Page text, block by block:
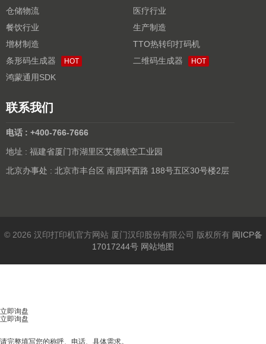
仓储物流
医疗行业
餐饮行业
生产制造
增材制造
TTO热转印打码机
条形码生成器
HOT 二维码生成器 HOT
鸿蒙通用SDK
联系我们
电话 : +400-766-7666
地址 : 福建省厦门市湖里区艾德航空工业园
北京办事处 : 北京市丰台区 南四环西路 188号五区30号楼2层
© 2026 汉印打印机官方网站 厦门汉印股份有限公司 版权所有 闽ICP备
17017244号 网站地图
立即询盘
立即询盘
请完整填写您的称呼、电话、具体需求。